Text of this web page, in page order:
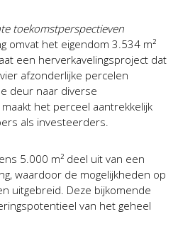
toekomstperspectieven
omvat het eigendom 3.534 m²
een herverkavelingsproject dat
afzonderlijke percelen
deur naar diverse
het perceel aantrekkelijk
als investeerders.
5.000 m² deel uit van een
waardoor de mogelijkheden op
uitgebreid. Deze bijkomende
van het geheel